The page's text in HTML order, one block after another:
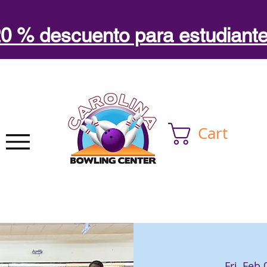
% descuento para
Cart